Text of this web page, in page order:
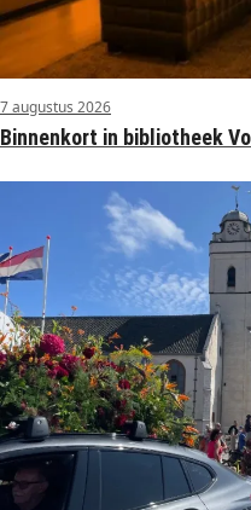
7 augustus 2026
Binnenkort in bibliotheek